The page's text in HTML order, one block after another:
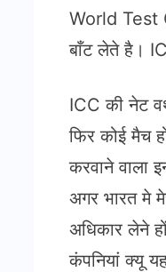
World Test
बाँट लेते है।
ICC की नेट
फिर कोई मैच
करवाने वाला
अगर भारत मे
अधिकार लेने
कंपनियां क्यू